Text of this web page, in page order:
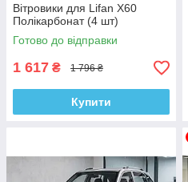
Вітровики для Lifan X60
Полікарбонат (4 шт)
Готово до відправки
1 617 ₴ 1 796 ₴
Купити